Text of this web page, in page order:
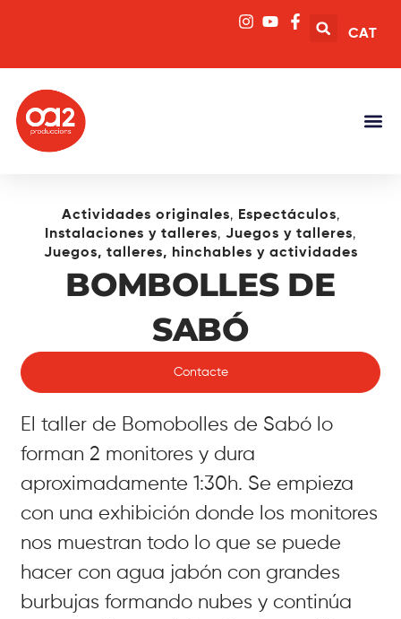
CAT
Actividades originales, Espectáculos,
Instalaciones y talleres, Juegos y talleres,
Juegos, talleres, hinchables y actividades
BOMBOLLES DE
SABÓ
Contacte
El taller de Bomobolles de Sabó lo
forman 2 monitores y dura
aproximadamente 1:30h. Se empieza
con una exhibición donde los monitores
nos muestran todo lo que se puede
hacer con agua jabón con grandes
burbujas formando nubes y continúa